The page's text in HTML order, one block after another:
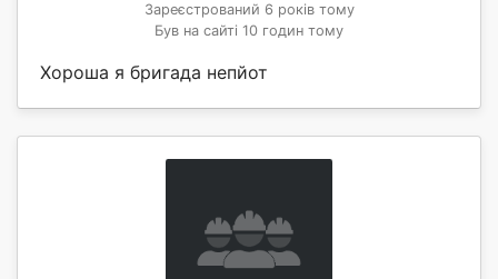
Зареєстрований 6 років тому
Був на сайті 10 годин тому
Хороша я бригада непйот